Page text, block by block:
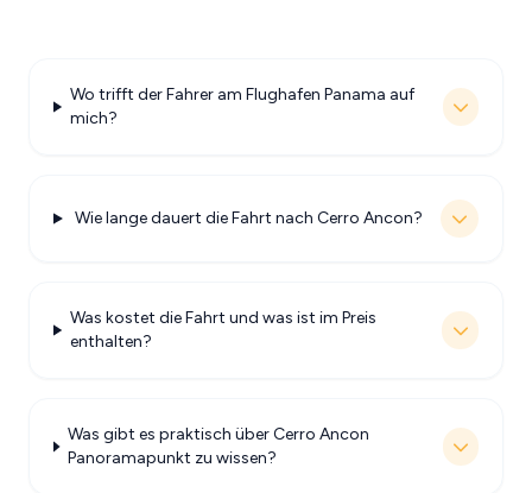
Wo trifft der Fahrer am Flughafen Panama auf
mich?
Wie lange dauert die Fahrt nach Cerro Ancon?
Was kostet die Fahrt und was ist im Preis
enthalten?
Was gibt es praktisch über Cerro Ancon
Panoramapunkt zu wissen?